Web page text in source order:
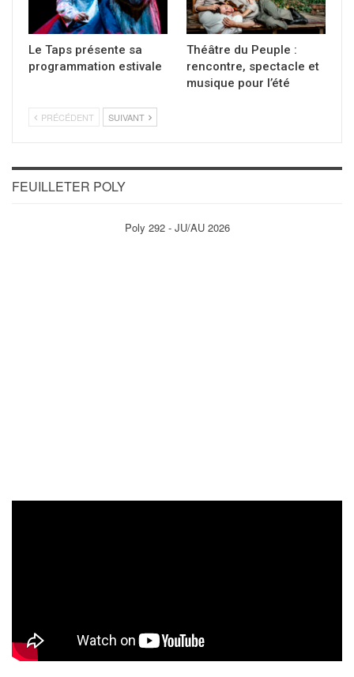
Le Taps présente sa
programmation estivale
Théâtre du Peuple :
rencontre, spectacle et
musique pour l’été
PRÉCÉDENT SUIVANT
FEUILLETER POLY
Poly 292 - JU/AU 2026